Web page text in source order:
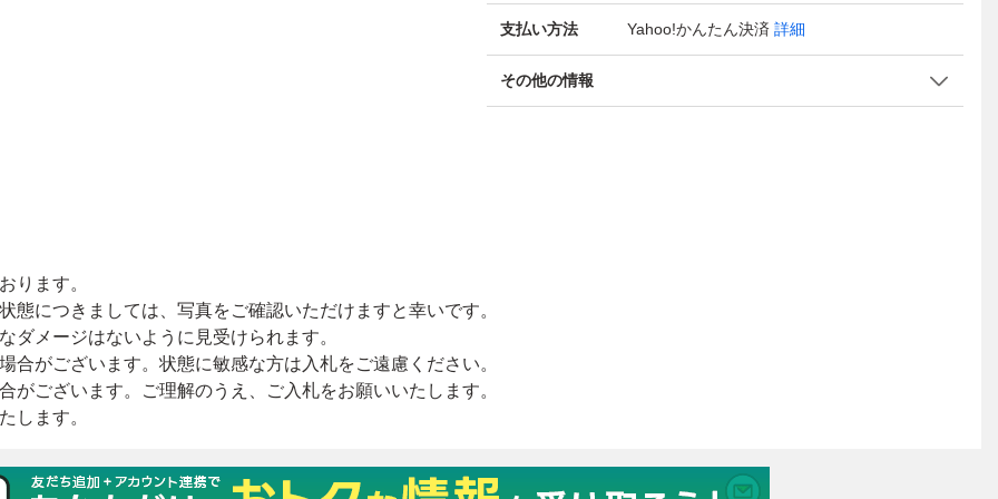
支払い方法 Yahoo!かんたん決済 詳細
その他の情報